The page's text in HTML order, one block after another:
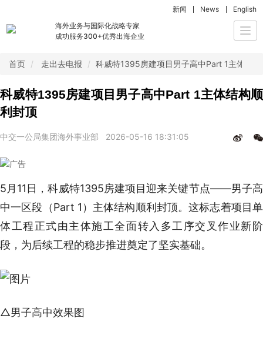
海外业务与国际化战略专家
成功服务300+优秀出海企业
新闻 News English
首页 走出去电报 科威特1395房建项目男子高中Part 1主体结
科威特1395房建项目男子高中Part 1主体结构顺
利封顶
中交一公局集团海外事业部 2026-05-16 18:31:05
5月11日，科威特1395房建项目迎来关键节点——男子高
中一区段（Part 1）主体结构顺利封顶。这标志着项目单
体工程正式由主体施工全面转入多工序交叉作业新阶
段，为后续工程的稳步推进奠定了坚实基础。
△男子高中效果图